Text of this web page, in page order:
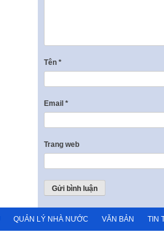
Tên *
Email *
Trang web
QUẢN LÝ NHÀ NƯỚC VĂN BẢN TIN